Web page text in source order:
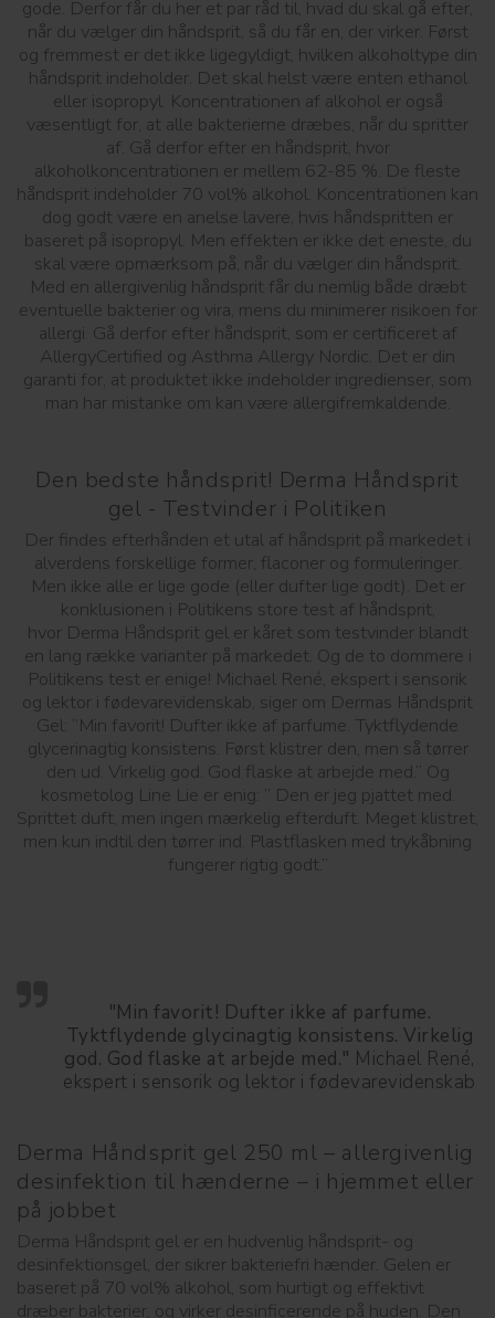
gode. Derfor får du her et par råd til, hvad du skal gå efter,
når du vælger din håndsprit, så du får en, der virker. Først
og fremmest er det ikke ligegyldigt, hvilken alkoholtype din
håndsprit indeholder. Det skal helst være enten ethanol
eller isopropyl. Koncentrationen af alkohol er også
væsentligt for, at alle bakterierne dræbes, når du spritter
af. Gå derfor efter en håndsprit, hvor
alkoholkoncentrationen er mellem 62-85 %. De fleste
håndsprit indeholder 70 vol% alkohol. Koncentrationen kan
dog godt være en anelse lavere, hvis håndspritten er
baseret på isopropyl. Men effekten er ikke det eneste, du
skal være opmærksom på, når du vælger din håndsprit.
Med en allergivenlig håndsprit får du nemlig både dræbt
eventuelle bakterier og vira, mens du minimerer risikoen for
allergi. Gå derfor efter håndsprit, som er certificeret af
AllergyCertified og Asthma Allergy Nordic. Det er din
garanti for, at produktet ikke indeholder ingredienser, som
man har mistanke om kan være allergifremkaldende.
Den bedste håndsprit! Derma Håndsprit
gel - Testvinder i Politiken
Der findes efterhånden et utal af håndsprit på markedet i
alverdens forskellige former, flaconer og formuleringer.
Men ikke alle er lige gode (eller dufter lige godt). Det er
konklusionen i Politikens store test af håndsprit,
hvor Derma Håndsprit gel er kåret som testvinder blandt
en lang række varianter på markedet. Og de to dommere i
Politikens test er enige! Michael René, ekspert i sensorik
og lektor i fødevarevidenskab, siger om Dermas Håndsprit
Gel: ”Min favorit! Dufter ikke af parfume. Tyktflydende
glycerinagtig konsistens. Først klistrer den, men så tørrer
den ud. Virkelig god. God flaske at arbejde med.” Og
kosmetolog Line Lie er enig: ” Den er jeg pjattet med.
Sprittet duft, men ingen mærkelig efterduft. Meget klistret,
men kun indtil den tørrer ind. Plastflasken med trykåbning
fungerer rigtig godt.”
"Min favorit! Dufter ikke af parfume.
Tyktflydende glycinagtig konsistens. Virkelig
god. God flaske at arbejde med." Michael René,
ekspert i sensorik og lektor i fødevarevidenskab
Derma Håndsprit gel 250 ml – allergivenlig
desinfektion til hænderne – i hjemmet eller
på jobbet
Derma Håndsprit gel er en hudvenlig håndsprit- og
desinfektionsgel, der sikrer bakteriefri hænder. Gelen er
baseret på 70 vol% alkohol, som hurtigt og effektivt
dræber bakterier, og virker desinficerende på huden. Den